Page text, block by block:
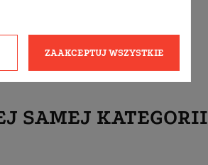
SAMEJ KATEGORII
ZAAKCEPTUJ WSZYSTKIE